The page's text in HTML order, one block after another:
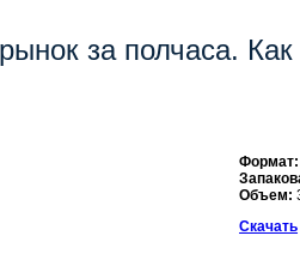
за полчаса.
Формат:
Объем:
Скачать